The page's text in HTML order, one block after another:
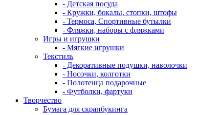
- Детская посуда
- Кружки, бокалы, стопки, штофы
- Термоса, Спортивные бутылки
- Фляжки, наборы с фляжками
Игры и игрушки
- Мягкие игрушки
Текстиль
- Декоративные подушки, наволочки
- Носочки, колготки
- Полотенца подарочные
- Футболки, фартуки
Творчество
Бумага для скрапбукинга